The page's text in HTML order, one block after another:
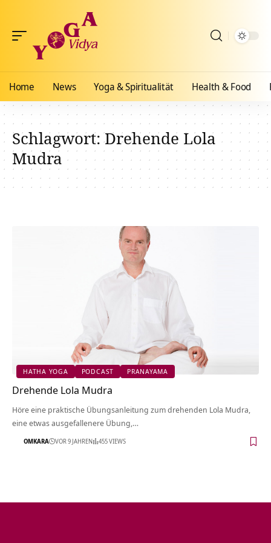
Home News Yoga & Spiritualität Health & Food
Schlagwort:Drehende Lola
Mudra
HATHA YOGA PODCAST PRANAYAMA
Drehende Lola Mudra
Höre eine praktische Übungsanleitung zum drehenden Lola Mudra,
eine etwas ausgefallenere Übung,…
OMKARA VOR 9 JAHREN 455 VIEWS